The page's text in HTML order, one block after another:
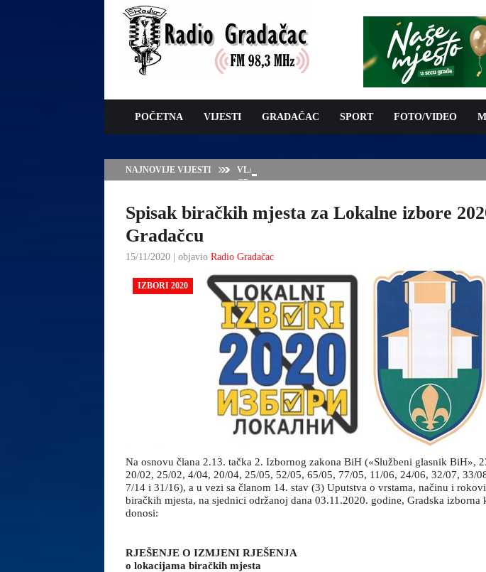
POČETNA VIJESTI GRADAČAC SPORT FOTO/VIDEO
NAJNOVIJE VIJESTI
VLADA TK – POTPISAN UGOVOR: 6,9 MILIONA KM ZA
GRADAČCA
Spisak biračkih mjesta za Lokalne izbore
Gradačcu
15/11/2020 | objavio Radio Gradačac
IZBORI 2020
Na osnovu člana 2.13. tačka 2. Izbornog zakona BiH («Službeni glasnik BiH»,
20/02, 25/02, 4/04, 20/04, 25/05, 52/05, 65/05, 77/05, 11/06, 24/06, 32/07, 33/
7/14 i 31/16), a u vezi sa članom 14. stav (3) Uputstva o vrstama, načinu i
biračkih mjesta, na sjednici održanoj dana 03.11.2020. godine, Gradska izborna
donosi:
RJEŠENJE O IZMJENI RJEŠENJA
o lokacijama biračkih mjesta